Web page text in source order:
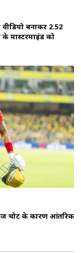
बनाकर 2.52
मास्टरमाइंड को
चोट के कारण आंतरिक